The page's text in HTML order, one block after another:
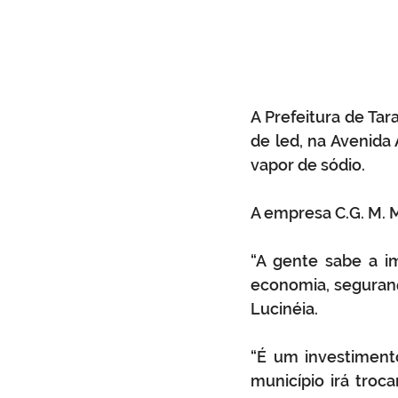
A Prefeitura de
de led, na Avenida
vapor de sódio.
A empresa C.G. M.
“A gente sabe a
economia,
Lucinéia.
“É um
município irá